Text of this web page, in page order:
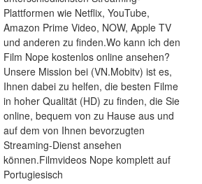
Plattformen wie Netflix, YouTube,
Amazon Prime Video, NOW, Apple TV
und anderen zu finden.Wo kann ich den
Film Nope kostenlos online ansehen?
Unsere Mission bei (VN.Mobitv) ist es,
Ihnen dabei zu helfen, die besten Filme
in hoher Qualität (HD) zu finden, die Sie
online, bequem von zu Hause aus und
auf dem von Ihnen bevorzugten
Streaming-Dienst ansehen
können.Filmvideos Nope komplett auf
Portugiesisch